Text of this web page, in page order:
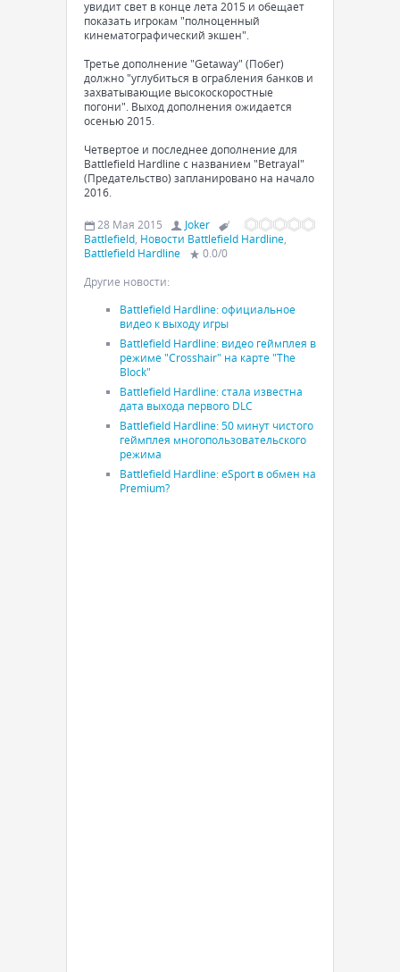
увидит свет в конце лета 2015 и обещает
показать игрокам "полноценный
кинематографический экшен".
Третье дополнение "Getaway" (Побег)
должно "углубиться в ограбления банков и
захватывающие высокоскоростные
погони". Выход дополнения ожидается
осенью 2015.
Четвертое и последнее дополнение для
Battlefield Hardline с названием "Betrayal"
(Предательство) запланировано на начало
2016.
28 Мая 2015
Joker
Battlefield Новости Battlefield Hardline
Battlefield Hardline
0.0/0
Другие новости:
Battlefield Hardline: официальное
видео к выходу игры
Battlefield Hardline: видео геймплея в
режиме "Crosshair" на карте "The
Block"
Battlefield Hardline: стала известна
дата выхода первого DLC
Battlefield Hardline: 50 минут чистого
геймплея многопользовательского
режима
Battlefield Hardline: eSport в обмен на
Premium?